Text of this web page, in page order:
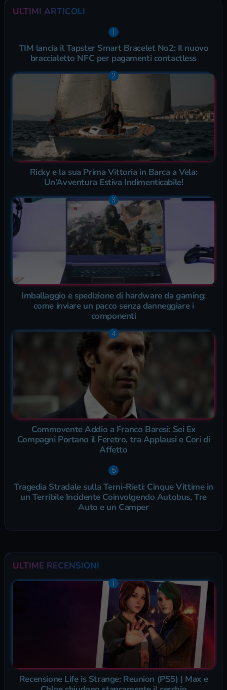
ULTIMI ARTICOLI
TIM lancia il Tapster Smart Bracelet No2: Il nuovo
braccialetto NFC per pagamenti contactless
Ricky e la sua Prima Vittoria in Barca a Vela:
Un’Avventura Estiva Indimenticabile!
Imballaggio e spedizione di hardware da gaming:
come inviare un pacco senza danneggiare i
componenti
Commovente Addio a Franco Baresi: Sei Ex
Compagni Portano il Feretro, tra Applausi e Cori di
Affetto
Tragedia Stradale sulla Terni-Rieti: Cinque Vittime in
un Terribile Incidente Coinvolgendo Autobus, Tre
Auto e un Camper
ULTIME RECENSIONI
Recensione Life is Strange: Reunion (PS5) | Max e